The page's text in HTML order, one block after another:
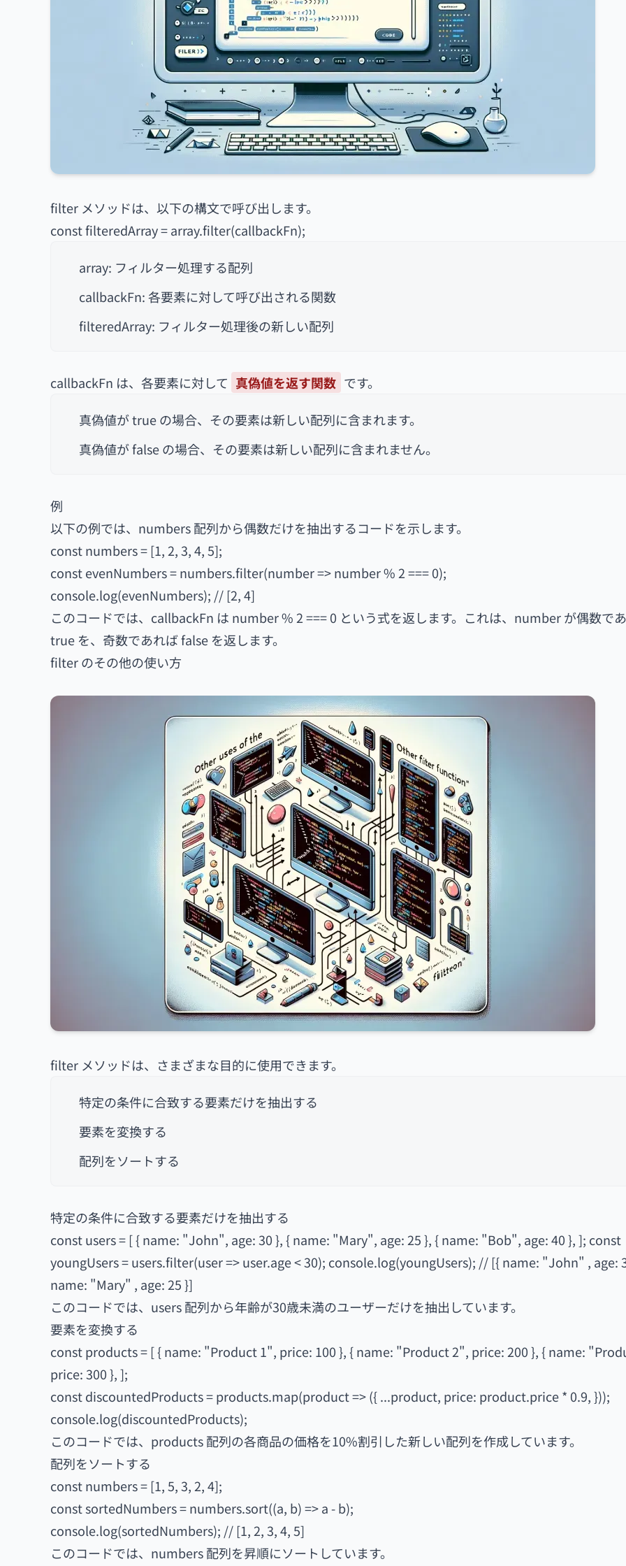
filter メソッドは、以下の構文で呼び出します。
const filteredArray = array.filter(callbackFn);
array: フィルター処理する配列
callbackFn: 各要素に対して呼び出される関数
filteredArray: フィルター処理後の新しい配列
callbackFn は、各要素に対して 真偽値を返す関数 です。
真偽値が true の場合、その要素は新しい配列に含まれます。
真偽値が false の場合、その要素は新しい配列に含まれません。
例
以下の例では、numbers 配列から偶数だけを抽出するコードを示します。
const numbers = [1, 2, 3, 4, 5];
const evenNumbers = numbers.filter(number => number % 2 === 0);
console.log(evenNumbers); // [2, 4]
このコードでは、callbackFn は number % 2 === 0 という式を返します。これは、number が偶数で
true を、奇数であれば false を返します。
filter のその他の使い方
filter メソッドは、さまざまな目的に使用できます。
特定の条件に合致する要素だけを抽出する
要素を変換する
配列をソートする
特定の条件に合致する要素だけを抽出する
const users = [ { name: "John", age: 30 }, { name: "Mary", age: 25 }, { name: "Bob", age: 40 }, ]; const
youngUsers = users.filter(user => user.age < 30); console.log(youngUsers); // [{ name: "John" , age:
name: "Mary" , age: 25 }]
このコードでは、users 配列から年齢が30歳未満のユーザーだけを抽出しています。
要素を変換する
const products = [ { name: "Product 1", price: 100 }, { name: "Product 2", price: 200 }, { name:
price: 300 }, ];
const discountedProducts = products.map(product => ({ ...product, price: product.price * 0.9, }));
console.log(discountedProducts);
このコードでは、products 配列の各商品の価格を10%割引した新しい配列を作成しています。
配列をソートする
const numbers = [1, 5, 3, 2, 4];
const sortedNumbers = numbers.sort((a, b) => a - b);
console.log(sortedNumbers); // [1, 2, 3, 4, 5]
このコードでは、numbers 配列を昇順にソートしています。